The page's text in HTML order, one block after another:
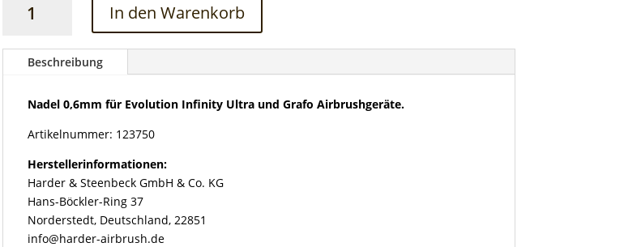
0,6mm
Evolution
Grafo
Menge
In den Warenkorb
Beschreibung
Nadel 0,6mm für Evolution Infinity Ultra und Grafo Airbrushgeräte.
Artikelnummer: 123750
Herstellerinformationen:
Harder & Steenbeck GmbH & Co. KG
Hans-Böckler-Ring 37
Norderstedt, Deutschland, 22851
info@harder-airbrush.de